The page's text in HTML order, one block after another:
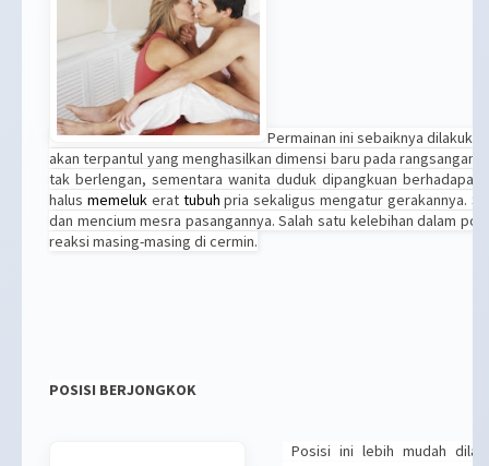
Permainan ini sebaiknya
akan terpantul yang menghasilkan dimensi baru pada rangsangan
tak berlengan, sementara wanita duduk dipangkuan
halus memelukerat tubuh pria sekaligus mengatur gerakannya.
dan mencium mesra pasangannya. Salah satu kelebihan dalam
reaksi masing-masing di cermin.
POSISI BERJONGKOK
Posisi ini lebih mudah